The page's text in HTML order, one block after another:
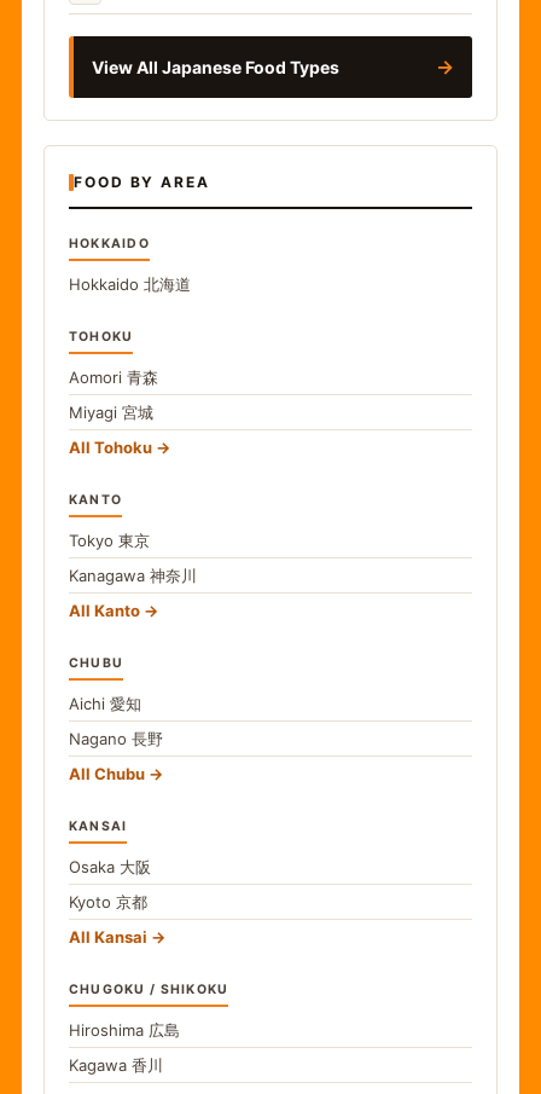
View All Japanese Food Types →
FOOD BY AREA
HOKKAIDO
Hokkaido 北海道
TOHOKU
Aomori 青森
Miyagi 宮城
All Tohoku
KANTO
Tokyo 東京
Kanagawa 神奈川
All Kanto
CHUBU
Aichi 愛知
Nagano 長野
All Chubu
KANSAI
Osaka 大阪
Kyoto 京都
All Kansai
CHUGOKU / SHIKOKU
Hiroshima 広島
Kagawa 香川